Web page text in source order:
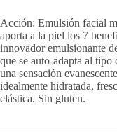
Acción: Emulsión facial
aporta a la piel los 7
innovador emulsionante
que se auto-adapta al tipo
una sensación
idealmente hidratada,
elástica. Sin gluten.